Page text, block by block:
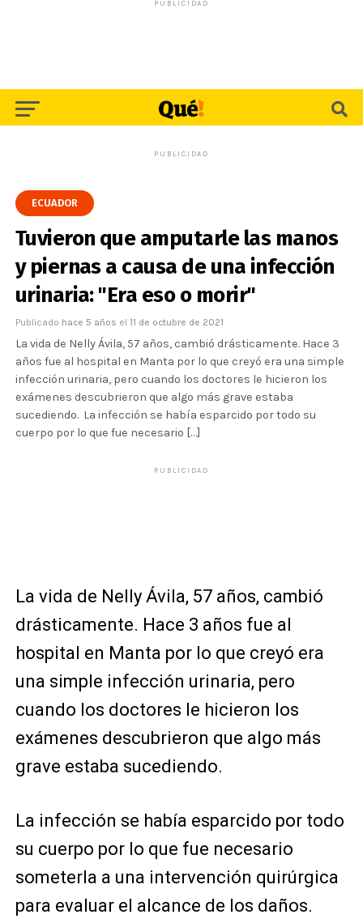
PUBLICIDAD
PUBLICIDAD
ECUADOR
Tuvieron que amputarle las manos
y piernas a causa de una infección
urinaria: "Era eso o morir"
Publicado hace 5 años el 11 de octubre de 2021
La vida de Nelly Ávila, 57 años, cambió drásticamente. Hace 3
años fue al hospital en Manta por lo que creyó era una simple
infección urinaria, pero cuando los doctores le hicieron los
exámenes descubrieron que algo más grave estaba
sucediendo. La infección se había esparcido por todo su
cuerpo por lo que fue necesario […]
PUBLICIDAD
La vida de Nelly Ávila, 57 años, cambió
drásticamente. Hace 3 años fue al
hospital en Manta por lo que creyó era
una simple infección urinaria, pero
cuando los doctores le hicieron los
exámenes descubrieron que algo más
grave estaba sucediendo.
La infección se había esparcido por todo
su cuerpo por lo que fue necesario
someterla a una intervención quirúrgica
para evaluar el alcance de los daños.